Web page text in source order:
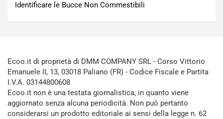
Identificare le Bucce Non Commestibili
Ecoo.it di proprietà di DMM COMPANY SRL - Corso Vittorio
Emanuele II, 13, 03018 Paliano (FR) - Codice Fiscale e Partita
I.V.A. 03144800608
Ecoo.it non è una testata giornalistica, in quanto viene
aggiornato senza alcuna periodicità. Non può pertanto
considerarsi un prodotto editoriale ai sensi della legge n. 62